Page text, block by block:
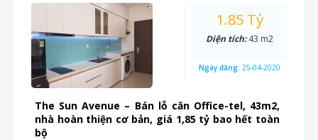
The Sun Avenue – Bán lỗ căn Office-tel, 43m2,
nhà hoàn thiện cơ bản, giá 1,85 tỷ bao hết toàn
bộ
1.85 Tỷ
Diện tích:43 m2
Ngày đăng: 25-04-2020